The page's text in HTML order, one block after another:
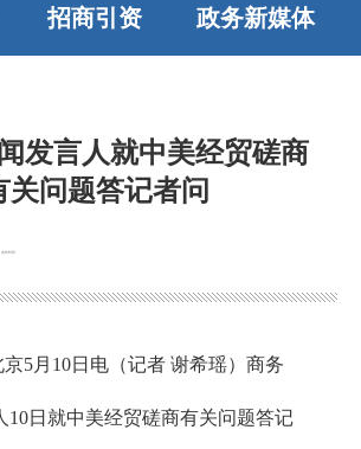
招商引资 政务新媒体
发言人就中美经贸磋商
关问题答记者问
发布时间：
5月10日电（记者 谢希瑶）商务
10日就中美经贸磋商有关问题答记